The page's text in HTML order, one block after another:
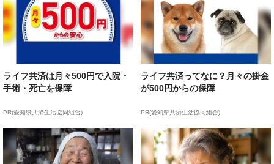
ライフ共済は月々500円で入院・
手術・死亡を保障
PR(愛知県共済生活協同組合)
ライフ共済ってなに？月々の掛金
が500円からの保障
PR(愛知県共済生活協同組合)